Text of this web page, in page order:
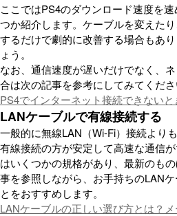
ここではPS4のダウンロード速度を
つか紹介します。ケーブルを変えた
するだけで劇的に改善する場合もあ
ょう。
なお、通信速度が遅いだけでなく、
合は次の記事を参考にしてみてくださ
PS4でインターネット接続できない
LANケーブルで有線接続する
一般的に無線LAN（Wi-Fi）接続より
有線接続の方が安定して高速な通信
はいくつかの規格があり、最新のも
事を参照しながら、お手持ちのLAN
とをおすすめします。
LANケーブルの正しい選び方とは？